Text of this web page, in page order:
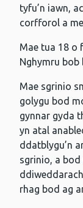
tyfu’n iawn,
corfforol a
Mae tua 18 o
Nghymru bob
Mae sgrinio
golygu bod
gynnar gyda
yn atal
ddatblygu’n
sgrinio, a bod
rhag bod ag